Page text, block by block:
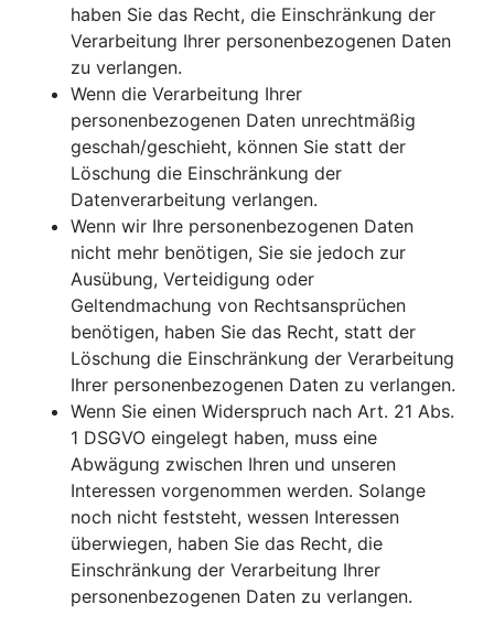
haben Sie das Recht, die Einschränkung der
Verarbeitung Ihrer personenbezogenen Daten
zu verlangen.
Wenn die Verarbeitung Ihrer
personenbezogenen Daten unrechtmäßig
geschah/geschieht, können Sie statt der
Löschung die Einschränkung der
Datenverarbeitung verlangen.
Wenn wir Ihre personenbezogenen Daten
nicht mehr benötigen, Sie sie jedoch zur
Ausübung, Verteidigung oder
Geltendmachung von Rechtsansprüchen
benötigen, haben Sie das Recht, statt der
Löschung die Einschränkung der Verarbeitung
Ihrer personenbezogenen Daten zu verlangen.
Wenn Sie einen Widerspruch nach Art. 21 Abs.
1 DSGVO eingelegt haben, muss eine
Abwägung zwischen Ihren und unseren
Interessen vorgenommen werden. Solange
noch nicht feststeht, wessen Interessen
überwiegen, haben Sie das Recht, die
Einschränkung der Verarbeitung Ihrer
personenbezogenen Daten zu verlangen.